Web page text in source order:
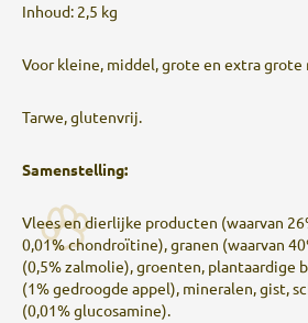
Inhoud: 2,5 kg
Voor kleine, middel, grote en extra grote
Tarwe, glutenvrij.
Samenstelling:
Vlees en dierlijke producten (waarvan
0,01% chondroïtine), granen (waarvan
(0,5% zalmolie), groenten, plantaardige
(1% gedroogde appel), mineralen, gist,
(0,01% glucosamine).